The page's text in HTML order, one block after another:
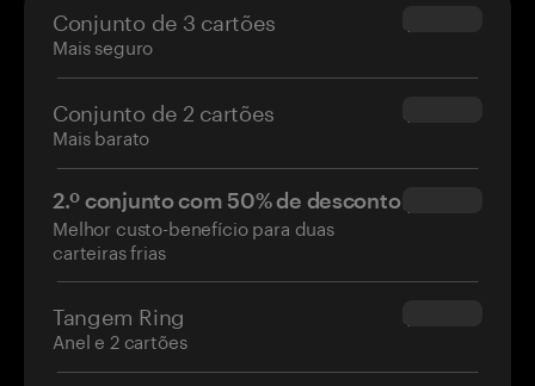
Conjunto de 3 cartões
Mais seguro
$69.90
Conjunto de 2 cartões
Mais barato
$54.90
2.º conjunto com 50% de desconto
Melhor custo-benefício para duas
carteiras frias
$34.95
Tangem Ring
Anel e 2 cartões
$160.00